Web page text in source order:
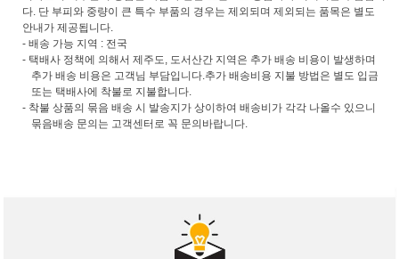
다. 단 부피와 중량이 큰 특수 부품의 경우는 제외되며 제외되는 품목은 별도
안내가 제공됩니다.
- 배송 가능 지역 : 전국
- 택배사 정책에 의해서 제주도, 도서산간 지역은 추가 배송 비용이 발생하며
추가 배송 비용은 고객님 부담입니다.추가 배송비용 지불 방법은 별도 입금
또는 택배사에 착불로 지불합니다.
- 착불 상품의 묶음 배송 시 발송지가 상이하여 배송비가 각각 나올수 있으니
묶음배송 문의는 고객센터로 꼭 문의바랍니다.